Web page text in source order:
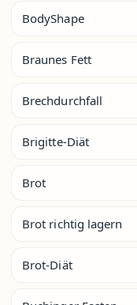
BodyShape
Braunes Fett
Brechdurchfall
Brigitte-Diät
Brot
Brot richtig lagern
Brot-Diät